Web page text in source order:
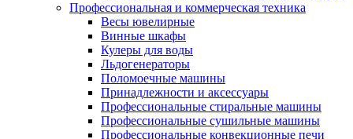
Профессиональная и коммерческая техника
Весы ювелирные
Винные шкафы
Кулеры для воды
Льдогенераторы
Поломоечные машины
Принадлежности и аксессуары
Профессиональные стиральные машины
Профессиональные сушильные машины
Профессиональные конвекционные печи